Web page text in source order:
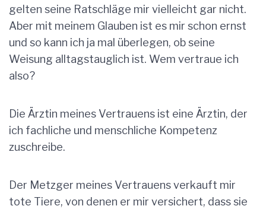
gelten seine Ratschläge mir vielleicht gar nicht.
Aber mit meinem Glauben ist es mir schon ernst
und so kann ich ja mal überlegen, ob seine
Weisung alltagstauglich ist. Wem vertraue ich
also?
Die Ärztin meines Vertrauens ist eine Ärztin, der
ich fachliche und menschliche Kompetenz
zuschreibe.
Der Metzger meines Vertrauens verkauft mir
tote Tiere, von denen er mir versichert, dass sie